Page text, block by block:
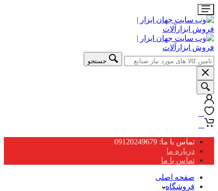
جستجو
تماس با ما: 09120249679
درباره ما
تماس با ما
صفحه اصلی
فروشگاه